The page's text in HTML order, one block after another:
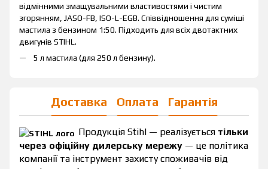
відмінними змащувальними властивостями і чистим
згорянням, JASO-FB, ISO-L-EGB. Співвідношення для суміші
мастила з бензином 1:50. Підходить для всіх двотактних
двигунів STIHL.
5 л мастила (для 250 л бензину).
Доставка Оплата Гарантія
Продукція Stihl — реалізується тільки
через офіційну дилерську мережу — це політика
компанії та інструмент захисту споживачів від